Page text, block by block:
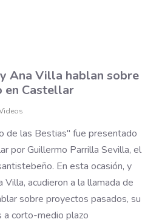
Ana Villa hablan sobre
en Castellar
de las Bestias" fue presentado
por Guillermo Parrilla Sevilla, el
En esta ocasión, y
Villa, acudieron a la llamada de
sobre proyectos pasados, su
corto-medio plazo